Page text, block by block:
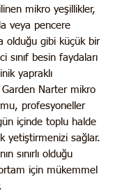
mikro yeşillikler,
veya pencere
olduğu gibi küçük bir
sınıf besin faydaları
yapraklı
Garden Narter mikro
profesyoneller
içinde toplu halde
yetiştirmenizi sağlar.
sınırlı olduğu
için mükemmel